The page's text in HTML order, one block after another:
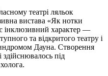
театрі ляльок
вистава «Як нотки
інклюзивний характер —
та відкритого театру і
Дауна. Створення
під